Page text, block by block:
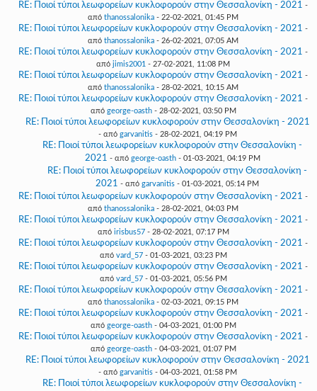
RE: Ποιοί τύποι λεωφορείων κυκλοφορούν στην Θεσσαλονίκη - 2021 -
από thanossalonika - 22-02-2021, 01:45 PM
RE: Ποιοί τύποι λεωφορείων κυκλοφορούν στην Θεσσαλονίκη - 2021 -
από thanossalonika - 26-02-2021, 07:05 AM
RE: Ποιοί τύποι λεωφορείων κυκλοφορούν στην Θεσσαλονίκη - 2021 -
από jimis2001 - 27-02-2021, 11:08 PM
RE: Ποιοί τύποι λεωφορείων κυκλοφορούν στην Θεσσαλονίκη - 2021 -
από thanossalonika - 28-02-2021, 10:15 AM
RE: Ποιοί τύποι λεωφορείων κυκλοφορούν στην Θεσσαλονίκη - 2021 -
από george-oasth- 28-02-2021, 03:50 PM
RE: Ποιοί τύποι λεωφορείων κυκλοφορούν στην Θεσσαλονίκη - 2021
- από garvanitis - 28-02-2021, 04:19 PM
RE: Ποιοί τύποι λεωφορείων κυκλοφορούν στην Θεσσαλονίκη -
2021 - από george-oasth- 01-03-2021, 04:19 PM
RE: Ποιοί τύποι λεωφορείων κυκλοφορούν στην Θεσσαλονίκη -
2021 - από garvanitis- 01-03-2021, 05:14 PM
RE: Ποιοί τύποι λεωφορείων κυκλοφορούν στην Θεσσαλονίκη - 2021 -
από thanossalonika - 28-02-2021, 04:03 PM
RE: Ποιοί τύποι λεωφορείων κυκλοφορούν στην Θεσσαλονίκη - 2021 -
από irisbus57- 28-02-2021, 07:17 PM
RE: Ποιοί τύποι λεωφορείων κυκλοφορούν στην Θεσσαλονίκη - 2021 -
από vard_57- 01-03-2021, 03:23 PM
RE: Ποιοί τύποι λεωφορείων κυκλοφορούν στην Θεσσαλονίκη - 2021 -
από vard_57- 01-03-2021, 05:56 PM
RE: Ποιοί τύποι λεωφορείων κυκλοφορούν στην Θεσσαλονίκη - 2021 -
από thanossalonika - 02-03-2021, 09:15 PM
RE: Ποιοί τύποι λεωφορείων κυκλοφορούν στην Θεσσαλονίκη - 2021 -
από george-oasth- 04-03-2021, 01:00 PM
RE: Ποιοί τύποι λεωφορείων κυκλοφορούν στην Θεσσαλονίκη - 2021 -
από george-oasth- 04-03-2021, 01:07 PM
RE: Ποιοί τύποι λεωφορείων κυκλοφορούν στην Θεσσαλονίκη - 2021
- από garvanitis - 04-03-2021, 01:58 PM
RE: Ποιοί τύποι λεωφορείων κυκλοφορούν στην Θεσσαλονίκη -